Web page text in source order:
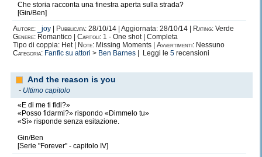
Che storia racconta una finestra aperta sulla strada?
[Gin/Ben]
Autore:
_joy Pubblicata: 28/10/14 | Aggiornata: 28/10/14 | Rating: Verde
Genere: Romantico | Capitoli: 1 - One shot | Completa
Tipo di coppia: Het |
Note: Missing Moments | Avvertimenti: Nessuno
Categoria: Fanfic su attori > Ben Barnes | Leggi le 5 recensioni
And the reason is you
- Ultimo capitolo
«E di me ti fidi?»
«Posso fidarmi?» rispondo «Dimmelo tu»
«Sì» risponde senza esitazione.
Gin/Ben
[Serie "Forever" - capitolo IV]